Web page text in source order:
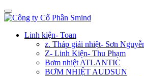
Linh kiện- Toan
z. Tháp giải nhiệt- Sơn
Z- Linh Kiện- Thu Phạm
Bơm nhiệt ATLANTIC
BƠM NHIỆT AUDSUN